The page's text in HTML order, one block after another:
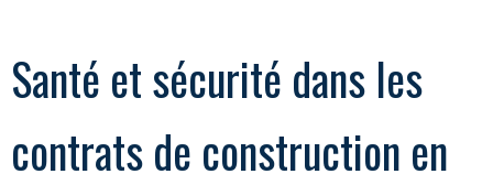
Santé et sécurité dans les
contrats de construction en